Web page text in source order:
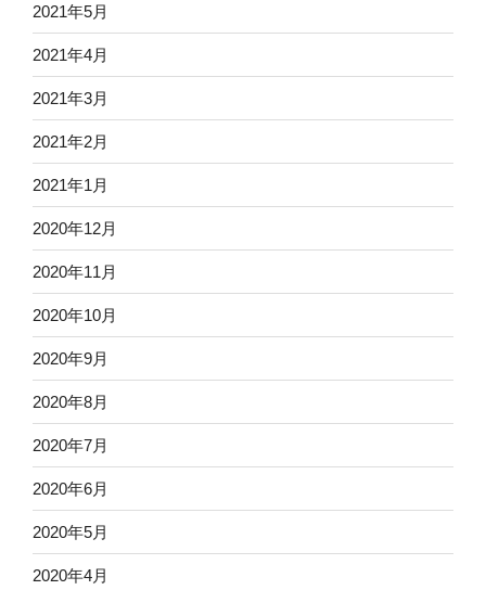
2021年5月
2021年4月
2021年3月
2021年2月
2021年1月
2020年12月
2020年11月
2020年10月
2020年9月
2020年8月
2020年7月
2020年6月
2020年5月
2020年4月